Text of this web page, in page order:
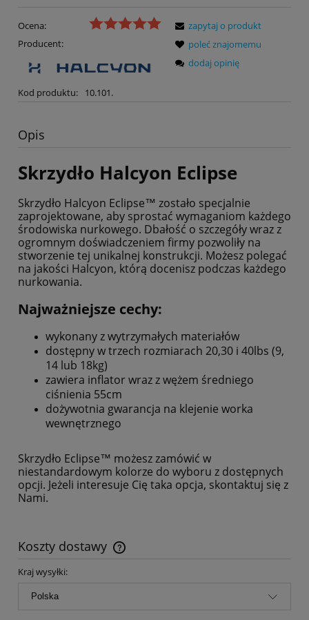
Ocena:
Producent:
Kod produktu: 10.101.
zapytaj o produkt
poleć znajomemu
dodaj opinię
Opis
Skrzydło Halcyon Eclipse
Skrzydło Halcyon Eclipse™ zostało specjalnie
zaprojektowane, aby sprostać wymaganiom każdego
środowiska nurkowego. Dbałość o szczegóły wraz z
ogromnym doświadczeniem firmy pozwoliły na
stworzenie tej unikalnej konstrukcji. Możesz polegać
na jakości Halcyon, którą docenisz podczas każdego
nurkowania.
Najważniejsze cechy:
wykonany z wytrzymałych materiałów
dostępny w trzech rozmiarach 20,30 i 40lbs (9,
14 lub 18kg)
zawiera inflator wraz z wężem średniego
ciśnienia 55cm
dożywotnia gwarancja na klejenie worka
wewnętrznego
Skrzydło Eclipse™ możesz zamówić w
niestandardowym kolorze do wyboru z dostępnych
opcji. Jeżeli interesuje Cię taka opcja, skontaktuj się z
Nami.
Koszty dostawy
Cena nie zawiera ewentualnych kosztów płatności
Kraj wysyłki: